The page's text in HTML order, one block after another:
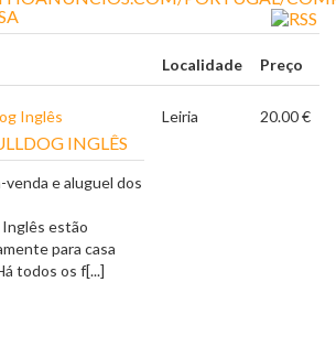
Localidade Preço
INGLÊS
e aluguel dos
estão
para casa
todos os f[...]
Leiria 20.00 €